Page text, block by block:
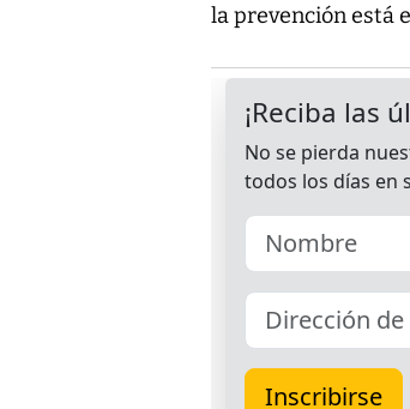
la prevención está